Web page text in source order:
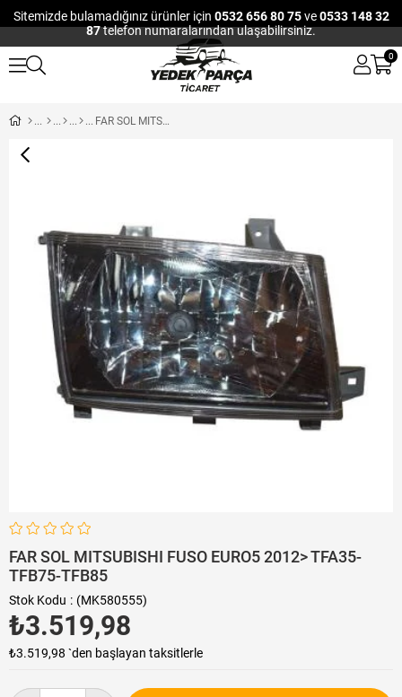
Sitemizde bulamadığınız ürünler için 0532 656 80 75ve0533 148 32
87telefon numaralarından ulaşabilirsiniz.
0
FAR SOL MITSUBISHI FUSO EURO5 2012> TFA35-TFB75-TFB85
FAR SOL MITSUBISHI FUSO EURO5 2012> TFA35-
TFB75-TFB85
Stok Kodu (MK580555)
₺3.519,98
₺3.519,98 `den başlayan taksitlerle